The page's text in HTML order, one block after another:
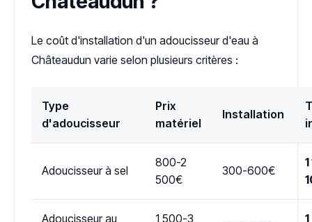
Le coût d'installation d'un adoucisseur d'eau à
Châteaudun varie selon plusieurs critères :
Type
d'adoucisseur
Prix
matériel
Installation
Adoucisseur à sel
800-2
500€
300-600€
Adoucisseur au
1 500-3